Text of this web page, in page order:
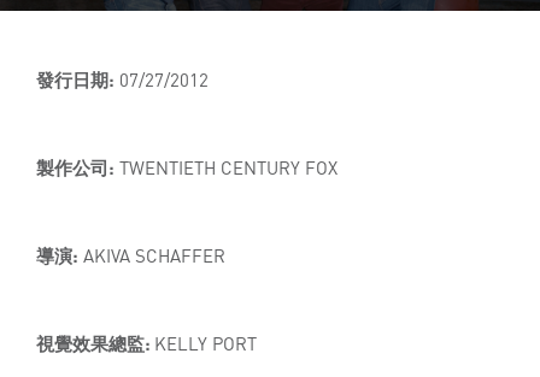
發行日期: 07/27/2012
製作公司: TWENTIETH CENTURY FOX
導演: AKIVA SCHAFFER
視覺效果總監: KELLY PORT